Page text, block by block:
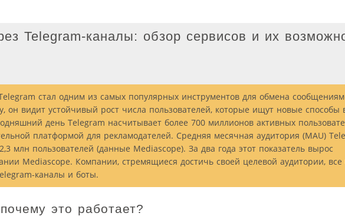
Telegram-каналы: обзор сервисов и их
стал одним из самых популярных инструментов для обмена
он видит устойчивый рост числа пользователей, которые ищут новые способы
день Telegram насчитывает более 700 миллионов активных
платформой для рекламодателей. Средняя месячная аудитория (MAU)
млн пользователей (данные Mediascope). За два года этот показатель вырос
Mediascope. Компании, стремящиеся достичь своей целевой аудитории,
каналы и боты.
это работает?